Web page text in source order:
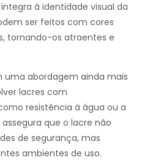
à identidade visual da
ser feitos com cores
tornando-os atraentes e
uma abordagem ainda mais
lacres com
resistência à água ou a
que o lacre não
de segurança, mas
ambientes de uso.